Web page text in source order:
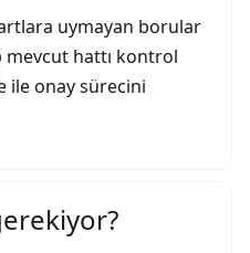
uymayan borular
mevcut hattı kontrol
ile onay sürecini